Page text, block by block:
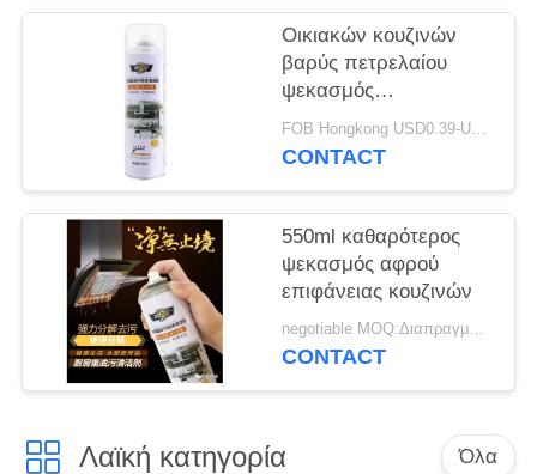
Οικιακών κουζινών
βαρύς πετρελαίου
ψεκασμός
αερολύματος αφρού
καθαρότερος
FOB Hongkong USD0.39-USD0.59 per piece MOQ:12000pcs/500ctns
CONTACT
550ml καθαρότερος
ψεκασμός αφρού
επιφάνειας κουζινών
negotiable MOQ:Διαπραγματεύσιμος
CONTACT
Λαϊκή κατηγορία Όλα